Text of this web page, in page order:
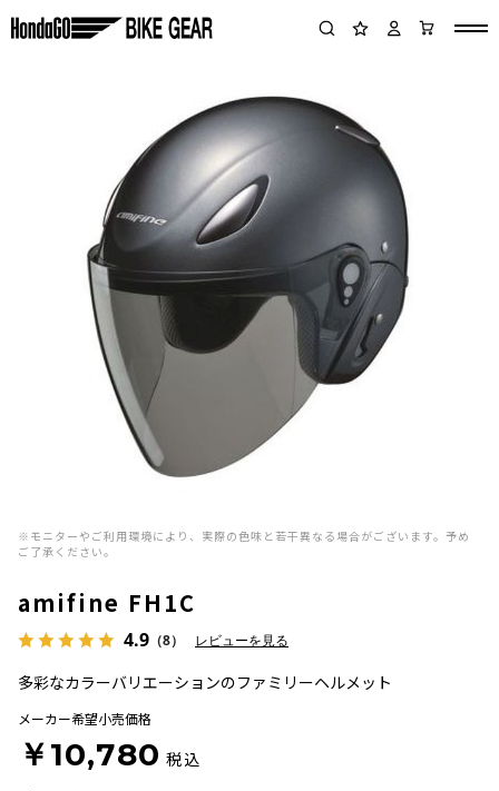
※モニターやご利用環境により、実際の色味と若干異なる場合がございます。予め
ご了承ください。
多彩なカラーバリエーションのファミリーヘルメット
amifine FH1C
4.9 （8） レビューを見る
メーカー希望小売価格
￥10,780 税込